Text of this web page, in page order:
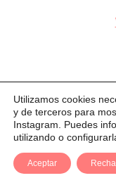
AVISO LEGAL
©
Utilizamos cookies
y de terceros para
Instagram. Puedes
utilizando o
Aceptar